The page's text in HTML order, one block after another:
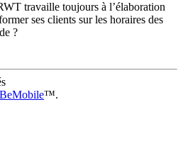
travaille toujours à l’élaboration
ses clients sur les horaires des
?
BeMobile™.